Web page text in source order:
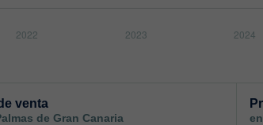
venta
de Gran Canaria